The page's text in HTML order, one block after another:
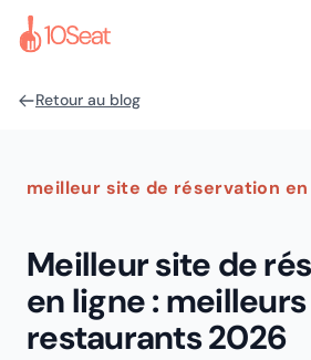
Retour au blog
meilleur site de réservation en
Meilleur site de
en ligne :
restaurants 2026